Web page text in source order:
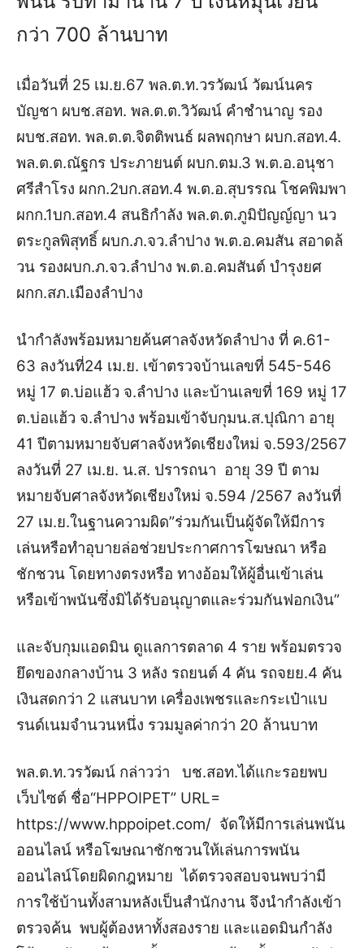
กว่า 700 ล้านบาท
เมื่อวันที่ 25 เม.ย.67 พล.ต.ท.วรวัฒน์ วัฒน์นคร
บัญชา ผบช.สอท. พล.ต.ต.วิวัฒน์ คำชำนาญ รอง
ผบช.สอท. พล.ต.ต.จิตติพนธ์ ผลพฤกษา ผบก.สอท.4.
พล.ต.ต.ณัฐกร ประภายนต์ ผบก.ตม.3 พ.ต.อ.อนุชา
ศรีสำโรง ผกก.2บก.สอท.4 พ.ต.อ.สุบรรณ โชคพิมพา
ผกก.1บก.สอท.4 สนธิกำลัง พล.ต.ต.ภูมิปัญญ์ญา นว
ตระกูลพิสุทธิ์ ผบก.ภ.จว.ลำปาง พ.ต.อ.คมสัน สอาดล้
วน รองผบก.ภ.จว.ลำปาง พ.ต.อ.คมสันต์ บำรุงยศ
ผกก.สภ.เมืองลำปาง
นำกำลังพร้อมหมายค้นศาลจังหวัดลำปาง ที่ ค.61-
63 ลงวันที่24 เม.ย. เข้าตรวจบ้านเลขที่ 545-546
หมู่ 17 ต.บ่อแฮ้ว จ.ลำปาง และบ้านเลขที่ 169 หมู่ 17
ต.บ่อแฮ้ว จ.ลำปาง พร้อมเข้าจับกุมน.ส.ปุณิกา อายุ
41 ปีตามหมายจับศาลจังหวัดเชียงใหม่ จ.593/2567
ลงวันที่ 27 เม.ย. น.ส. ปรารถนา อายุ 39 ปี ตาม
หมายจับศาลจังหวัดเชียงใหม่ จ.594 /2567 ลงวันที่
27 เม.ย.ในฐานความผิด”ร่วมกันเป็นผู้จัดให้มีการ
เล่นหรือทําอุบายล่อช่วยประกาศการโฆษณา หรือ
ชักชวน โดยทางตรงหรือ ทางอ้อมให้ผู้อื่นเข้าเล่น
หรือเข้าพนันซึ่งมิได้รับอนุญาตและร่วมกันฟอกเงิน”
และจับกุมแอดมิน ดูแลการตลาด 4 ราย พร้อมตรวจ
ยึดของกลางบ้าน 3 หลัง รถยนต์ 4 คัน รถจยย.4 คัน
เงินสดกว่า 2 แสนบาท เครื่องเพชรและกระเป๋าแบ
รนด์เนมจำนวนหนึ่ง รวมมูลค่ากว่า 20 ล้านบาท
พล.ต.ท.วรวัฒน์ กล่าวว่า บช.สอท.ได้แกะรอยพบ
เว็บไซต์ ชื่อ“HPPOIPET” URL=
https://www.hppoipet.com/ จัดให้มีการเล่นพนัน
ออนไลน์ หรือโฆษณาชักชวนให้เล่นการพนัน
ออนไลน์โดยผิดกฎหมาย ได้ตรวจสอบจนพบว่ามี
การใช้บ้านทั้งสามหลังเป็นสำนักงาน จึงนำกำลังเข้า
ตรวจค้น พบผู้ต้องหาทั้งสองราย และแอดมินกำลัง